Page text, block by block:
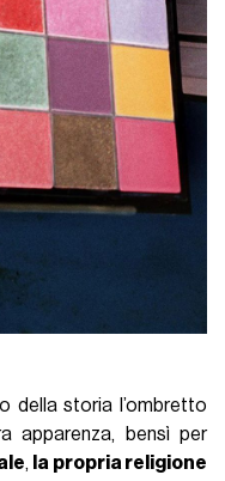
della storia l’ombretto
apparenza, bensì per
, la propria religione